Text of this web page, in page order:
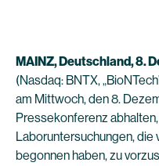
MAINZ, Deutschland, 8.
(Nasdaq: BNTX,
am Mittwoch, den 8.
Pressekonferenz
Laboruntersuchungen, die
begonnen haben, zu